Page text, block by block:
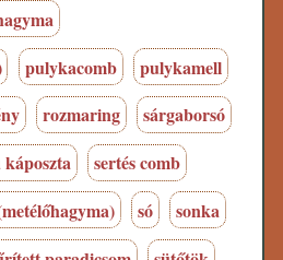
pulykacomb
pulykamell
rozmaring
sárgaborsó
káposzta
sertés comb
só
sonka